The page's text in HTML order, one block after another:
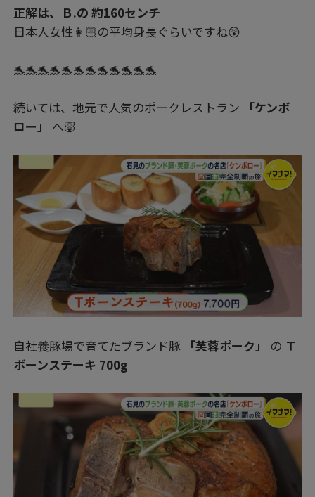
正解は、Ｂ.の 約160センチ
日本人女性👩🏻の平均身長ぐらいですね😲
🐬🐬🐬🐬🐬🐬🐬🐬🐬🐬🐬🐬
続いては、地元で人気のポークレストラン
「ケンボ
ロー」
へ🐷
自社養豚場で育てたブランド豚 「芙蓉ポーク」 の Ｔ
ボーンステーキ 700g